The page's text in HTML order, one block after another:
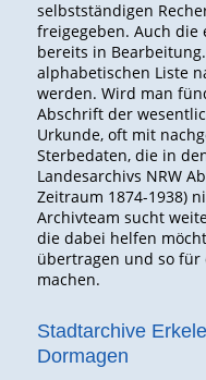
selbstständigen
freigegeben. Auch
bereits in
alphabetischen Liste
werden. Wird man
Abschrift der
Urkunde, oft mit
Sterbedaten, die in
Landesarchivs NRW
Zeitraum 1874-1938)
Archivteam sucht
die dabei helfen
übertragen und so
machen.
Stadtarchive
Dormagen